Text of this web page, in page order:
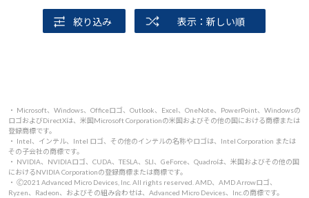
絞り込み 表示：新しい順
・ Microsoft、Windows、Officeロゴ、Outlook、Excel、OneNote、PowerPoint、Windowsの
ロゴおよびDirectXは、米国Microsoft Corporationの米国およびその他の国における商標または
登録商標です。
・ Intel、インテル、Intel ロゴ、その他のインテルの名称やロゴは、Intel Corporation または
その子会社の商標です。
・ NVIDIA、NVIDIAロゴ、CUDA、TESLA、SLI、GeForce、Quadroは、米国およびその他の国
におけるNVIDIA Corporationの登録商標または商標です。
・ 🄫2021 Advanced Micro Devices, Inc. All rights reserved. AMD、AMD Arrowロゴ、
Ryzen、Radeon、およびその組み合わせは、Advanced Micro Devices、Inc.の商標です。